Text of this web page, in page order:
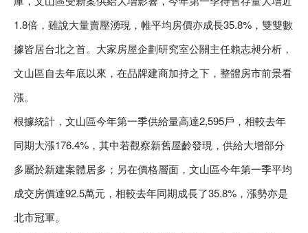
1.8倍，雖說大量賣壓湧現，帷平均房價亦成長35.8%，雙雙數
據皆居台北之首。大家房屋企劃研究室公關主任賴志昶分析，
文山區自去年底以來，在品牌建商加持之下，整體房市前景看
漲。
根據統計，文山區今年第一季供給量高達2,595戶，相較去年
同期大漲176.4%，其中若觀察新舊屋齡發現，供給大增部分
多屬於新建案體居多；另在價格層面，文山區今年第一季平均
成交房價達92.5萬元，相較去年同期成長了35.8%，漲勢亦是
北市冠軍。